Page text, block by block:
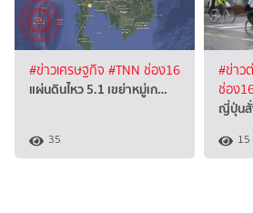
#ข่าวเศรษฐกิจ #TNN ช่อง16
แผ่นดินไหว 5.1 เขย่าหมู่เก…
35
#ข่าว
ช่อง
ญี่ปุ่น
15